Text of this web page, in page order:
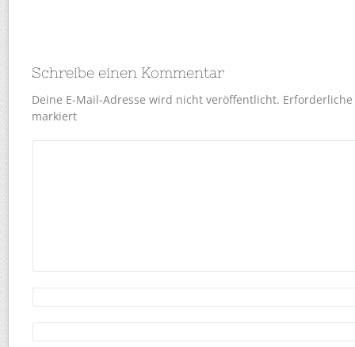
Schreibe einen Kommentar
Deine E-Mail-Adresse wird nicht veröffentlicht.
markiert